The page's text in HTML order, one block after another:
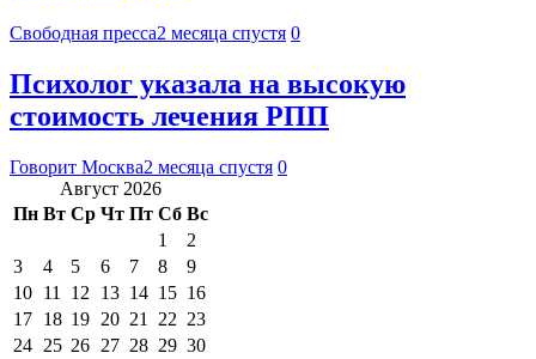
Свободная пресса2 месяца спустя 0
Психолог указала на высокую
стоимость лечения РПП
Говорит Москва2 месяца спустя 0
Август 2026
Пн Вт Ср Чт Пт Сб Вс
1
2
3
4 5 6 7 8
9
10 11 12 13 14 15 16
17 18 19 20 21 22 23
24 25 26 27 28 29 30